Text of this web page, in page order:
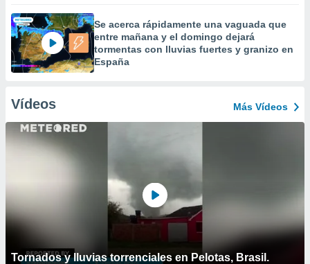
Se acerca rápidamente una vaguada que
entre mañana y el domingo dejará
tormentas con lluvias fuertes y granizo en
España
Vídeos Más Vídeos
Tornados y lluvias torrenciales en Pelotas, Brasil.